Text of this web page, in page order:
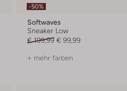
-50%
Softwaves
Sneaker Low
€ 199,99 € 99,99
+ mehr farben